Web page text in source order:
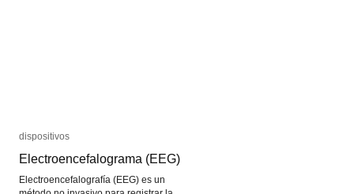
dispositivos
Electroencefalograma (EEG)
Electroencefalografía (EEG) es un
dispositivos
Electroencefalograma (EEG)